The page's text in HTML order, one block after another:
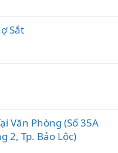
Sắt
Văn Phòng (Số 35A
2, Tp. Bảo Lộc)